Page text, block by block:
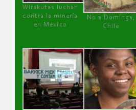
Wirakutas luchan
contra la minería
en México
No a Dominga,
Chile